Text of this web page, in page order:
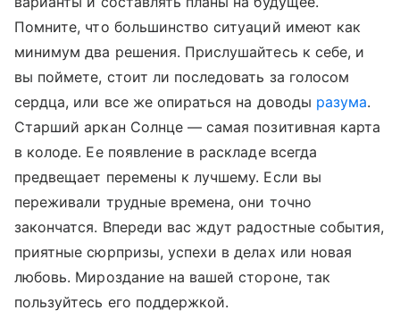
Помните, что большинство ситуаций имеют как
минимум два решения. Прислушайтесь к себе, и
вы поймете, стоит ли последовать за голосом
сердца, или все же опираться на доводы разума.
Старший аркан Солнце — самая позитивная карта
в колоде. Ее появление в раскладе всегда
предвещает перемены к лучшему. Если вы
переживали трудные времена, они точно
закончатся. Впереди вас ждут радостные события,
приятные сюрпризы, успехи в делах или новая
любовь. Мироздание на вашей стороне, так
пользуйтесь его поддержкой.